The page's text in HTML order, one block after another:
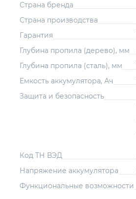
Страна бренда
Страна производства
Гарантия
Глубина пропила (дерево), мм
Глубина пропила (сталь), мм
Емкость аккумулятора, Ач
Защита и безопасность
Код ТН ВЭД
Напряжение аккумулятора
Функциональные возможности